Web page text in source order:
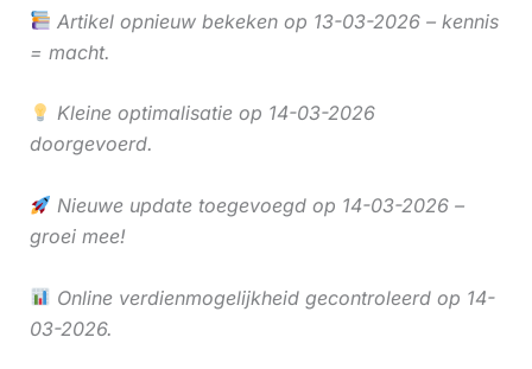
Artikel opnieuw bekeken op 13-03-2026 – kennis
= macht.
Kleine optimalisatie op 14-03-2026
doorgevoerd.
Nieuwe update toegevoegd op 14-03-2026 –
groei mee!
Online verdienmogelijkheid gecontroleerd op 14-
03-2026.